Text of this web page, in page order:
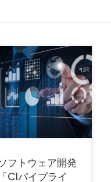
モダン開発ワークフロー」
のソフトウェア開発では、
を […]
フトウェア開発
CIパイプライ